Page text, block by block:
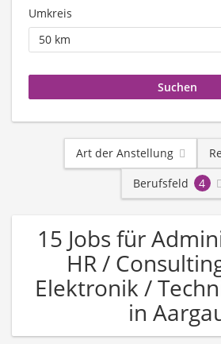
Umkreis
Art der Anstellung
Berufsfeld
4
15 Jobs für
HR /
Elektronik /
in